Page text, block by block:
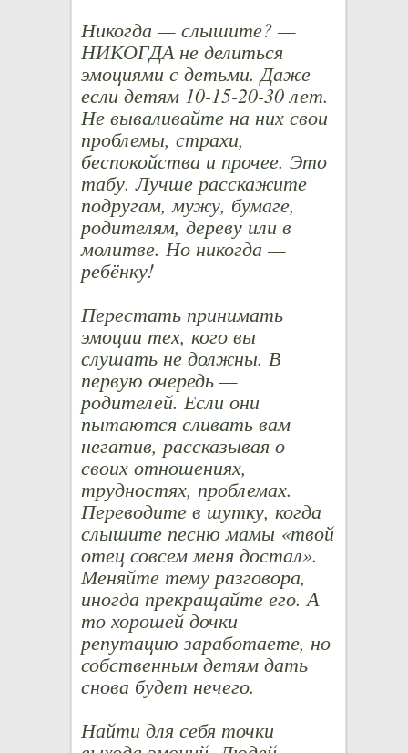
Никогда — слышите? —
НИКОГДА не делиться
эмоциями с детьми. Даже
если детям 10-15-20-30 лет.
Не вываливайте на них свои
проблемы, страхи,
беспокойства и прочее. Это
табу. Лучше расскажите
подругам, мужу, бумаге,
родителям, дереву или в
молитве. Но никогда —
ребёнку!
Перестать принимать
эмоции тех, кого вы
слушать не должны. В
первую очередь —
родителей. Если они
пытаются сливать вам
негатив, рассказывая о
своих отношениях,
трудностях, проблемах.
Переводите в шутку, когда
слышите песню мамы «твой
отец совсем меня достал».
Меняйте тему разговора,
иногда прекращайте его. А
то хорошей дочки
репутацию заработаете, но
собственным детям дать
снова будет нечего.
Найти для себя точки